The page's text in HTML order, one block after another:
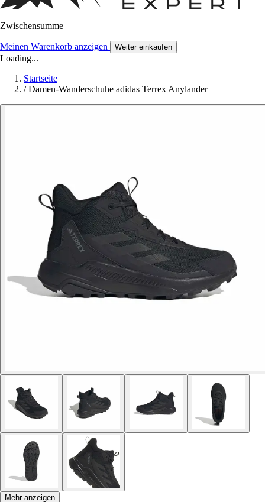
Zwischensumme
Meinen Warenkorb anzeigen Weiter einkaufen
Loading...
Startseite
/ Damen-Wanderschuhe adidas Terrex Anylander
Mehr anzeigen